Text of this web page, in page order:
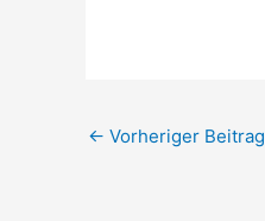
← Vorheriger Beitrag